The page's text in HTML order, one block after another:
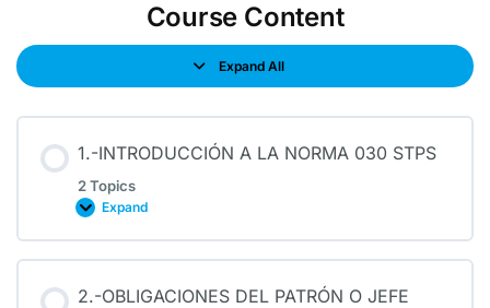
Course Content
Expand All
1.-INTRODUCCIÓN A LA NORMA 030 STPS
2 Topics
Expand
2.-OBLIGACIONES DEL PATRÓN O JEFE